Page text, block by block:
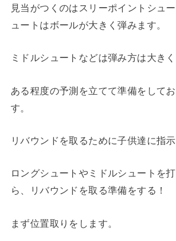
見当がつくのはスリーポイントシュ
ュートはボールが大きく弾みます。
ミドルシュートなどは弾み方は大きく
ある程度の予測を立てて準備をして
す。
リバウンドを取るために子供達に指示
ロングシュートやミドルシュートを
ら、リバウンドを取る準備をする！
まず位置取りをします。